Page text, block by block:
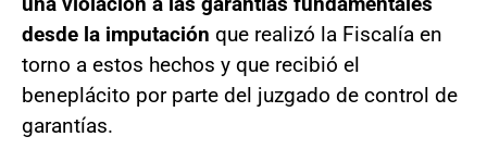
desde la imputación que realizó la Fiscalía en
torno a estos hechos y que recibió el
beneplácito por parte del juzgado de control de
garantías.